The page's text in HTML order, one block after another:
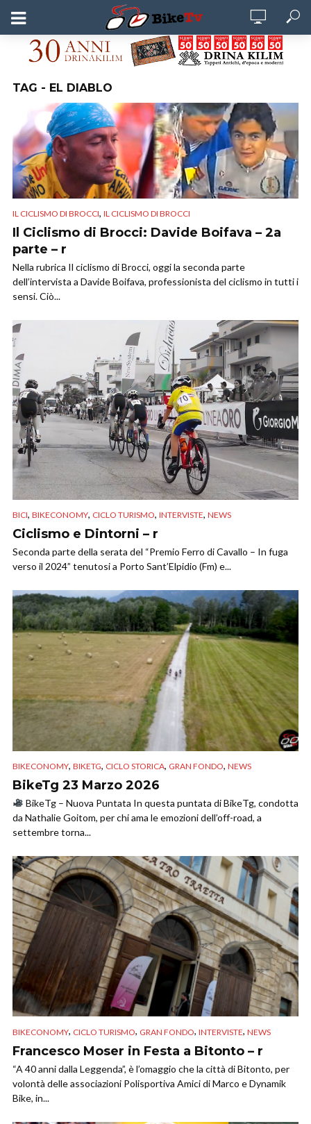
TAG - EL DIABLO
IL CICLISMO DI BROCCI, IL CICLISMO DI BROCCI
Il Ciclismo di Brocci: Davide Boifava – 2a
parte – r
Nella rubrica Il ciclismo di Brocci, oggi la seconda parte
dell’intervista a Davide Boifava, professionista del ciclismo in tutti i
sensi. Ciò...
BICI, BIKECONOMY, CICLO TURISMO, INTERVISTE, NEWS
Ciclismo e Dintorni – r
Seconda parte della serata del “Premio Ferro di Cavallo – In fuga
verso il 2024” tenutosi a Porto Sant’Elpidio (Fm) e...
BIKECONOMY, BIKETG, CICLO STORICA, GRAN FONDO, NEWS
BikeTg 23 Marzo 2026
BikeTg – Nuova Puntata In questa puntata di BikeTg, condotta
da Nathalie Goitom, per chi ama le emozioni dell’off-road, a
settembre torna...
BIKECONOMY, CICLO TURISMO, GRAN FONDO, INTERVISTE, NEWS
Francesco Moser in Festa a Bitonto – r
“A 40 anni dalla Leggenda”, è l’omaggio che la città di Bitonto, per
volontà delle associazioni Polisportiva Amici di Marco e Dynamik
Bike, in...